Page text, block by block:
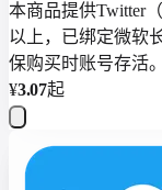
本商品提供Twitter
以上，已绑定微软
保购买时账号存活
¥3.07起